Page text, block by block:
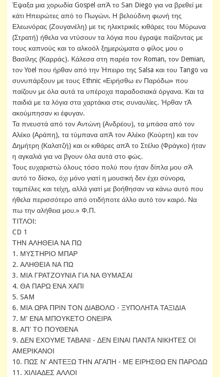
Έψαξα μια χορωδία Gospel απΆ το San Diego για να βρεθεί με
κάτι Ηπειρώτες από το Πωγώνι. Η βελούδινη φωνή της
Ελεωνόρας (Ζουγανέλη) με τις ηλεκτρικές κιθάρες του Μύρωνα
(Στρατή) ήθελα να ντύσουν τα λόγια που έγραψε παίζοντας με
τους καπνούς και το αλκοόλ ξημερώματα ο φίλος μου ο
Βασίλης (Καρράς). Κάλεσα στη παρέα τον Roman, τον Demian,
τον Yoel που ήρθαν από την Ήπειρο της Salsa και του Tango να
συνυπάρξουν με τους Ethnic «Ειρήσθω εν Παρόδω» που
παίζουν με όλα αυτά τα υπέροχα παραδοσιακά όργανα. Και τα
παιδιά με τα λόγια στα χαρτάκια στις συναυλίες. Ήρθαν τΆ
ακούμπησαν κι έφυγαν.
Τα πνευστά από τον Αντώνη (Ανδρέου), τα μπάσα από τον
Αλέκο (Αράπη), τα τύμπανα απΆ τον Αλέκο (Κούρτη) και τον
Δημήτρη (Καλατζή) και οι κιθάρες απΆ το Στέλιο (Φράγκο) ήταν
η αγκαλιά για να βγουν όλα αυτά στο φώς.
Τους ευχαριστώ όλους τόσο πολύ που ήταν δίπλα μου σΆ
αυτό το δίσκο, όχι μόνο γιατί η μουσική δεν έχει σύνορα,
ταμπέλες και τείχη, αλλά γιατί με βοήθησαν να κάνω αυτό που
ήθελα περισσότερο από οτιδήποτε άλλο αυτό τον καιρό. Να
πω την αλήθεια μου.» Φ.Π.
ΤΙΤΛΟΙ:
CD 1
ΤΗΝ ΑΛΗΘΕΙΑ ΝΑ ΠΩ
1. ΜΥΣΤΗΡΙΟ ΜΠΑΡ
2. ΑΛΗΘΕΙΑ ΝΑ ΠΩ
3. ΜΙΑ ΓΡΑΤΖΟΥΝΙΑ ΓΙΑ ΝΑ ΘΥΜΑΣΑΙ
4. ΘΑ ΠΑΡΩ ΕΝΑ ΧΑΠΙ
5. SAM
6. ΜΙΑ ΩΡΑ ΠΡΙΝ ΤΟΝ ΔΙΑΒΟΛΟ - ΞΥΠΟΛΗΤΑ ΤΑΞΙΔΙΑ
7. Μ' ΕΝΑ ΜΠΟΥΚΕΤΟ ΟΝΕΙΡΑ
8. ΑΠ' ΤΟ ΠΟΥΘΕΝΑ
9. ΔΕΝ ΕΧΟΥΜΕ ΤΑΒΑΝΙ - ΔΕΝ ΕΙΝΑΙ ΠΑΝΤΑ ΝΙΚΗΤΕΣ ΟΙ
ΑΜΕΡΙΚΑΝΟΙ
10. ΠΩΣ Ν' ΑΝΤΕΞΩ ΤΗΝ ΑΓΑΠΗ - ΜΕ ΕΙΡΗΣΘΩ ΕΝ ΠΑΡΟΔΩ
11. ΧΙΛΙΑΔΕΣ ΑΛΛΟΙ